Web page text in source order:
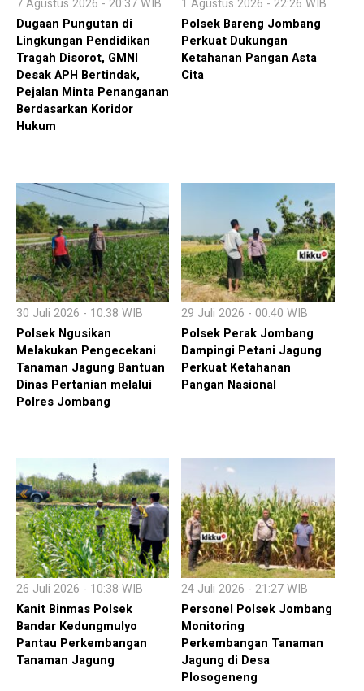
7 Agustus 2026 - 20:37 WIB
Dugaan Pungutan di
Lingkungan Pendidikan
Tragah Disorot, GMNI
Desak APH Bertindak,
Pejalan Minta Penanganan
Berdasarkan Koridor
Hukum
1 Agustus 2026 - 22:26 WIB
Polsek Bareng Jombang
Perkuat Dukungan
Ketahanan Pangan Asta
Cita
30 Juli 2026 - 10:38 WIB
Polsek Ngusikan
Melakukan Pengecekani
Tanaman Jagung Bantuan
Dinas Pertanian melalui
Polres Jombang
29 Juli 2026 - 00:40 WIB
Polsek Perak Jombang
Dampingi Petani Jagung
Perkuat Ketahanan
Pangan Nasional
26 Juli 2026 - 10:38 WIB
Kanit Binmas Polsek
Bandar Kedungmulyo
Pantau Perkembangan
Tanaman Jagung
24 Juli 2026 - 21:27 WIB
Personel Polsek Jombang
Monitoring
Perkembangan Tanaman
Jagung di Desa
Plosogeneng